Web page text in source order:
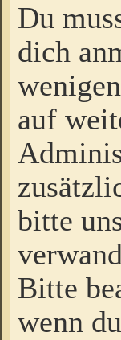
Du
dich
auf
bitte
Bitte
wenn